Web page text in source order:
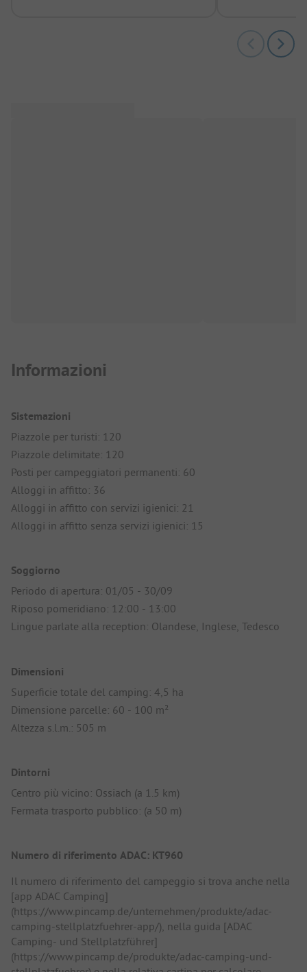
Informazioni
Sistemazioni
Piazzole per turisti: 120
Piazzole delimitate: 120
Posti per campeggiatori permanenti: 60
Alloggi in affitto: 36
Alloggi in affitto con servizi igienici: 21
Alloggi in affitto senza servizi igienici: 15
Soggiorno
Periodo di apertura: 01/05 - 30/09
Riposo pomeridiano: 12:00 - 13:00
Lingue parlate alla reception: Olandese, Inglese, Tedesco
Dimensioni
Superficie totale del camping: 4,5 ha
Dimensione parcelle: 60 - 100 m²
Altezza s.l.m.: 505 m
Dintorni
Centro più vicino: Ossiach (a 1.5 km)
Fermata trasporto pubblico: (a 50 m)
Numero di riferimento ADAC: KT960
Il numero di riferimento del campeggio si trova anche nella
[app ADAC Camping]
(https://www.pincamp.de/unternehmen/produkte/adac-
camping-stellplatzfuehrer-app/), nella guida [ADAC
Camping- und Stellplatzführer]
(https://www.pincamp.de/produkte/adac-camping-und-